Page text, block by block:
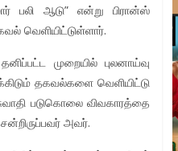
பலி ஆடு” என்று பிரான்ஸ்
வெளியிட்டுள்ளார்.
முறையில் புலனாய்வு
தகவல்களை வெளியிட்டு
படுகொலை விவகாரத்தை
அவர்.